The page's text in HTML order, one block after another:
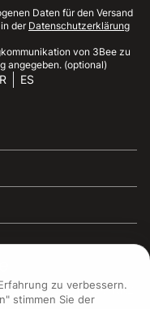
Daten für den Versand
der Datenschutzerklärung
von 3Bee zu
angegeben. (optional)
ES
Bienenschutz
zu verbessern.
stimmen Sie der